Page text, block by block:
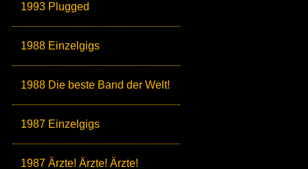
1993 Plugged
1988 Einzelgigs
1988 Die beste Band der Welt!
1987 Einzelgigs
1987 Ärzte! Ärzte! Ärzte!